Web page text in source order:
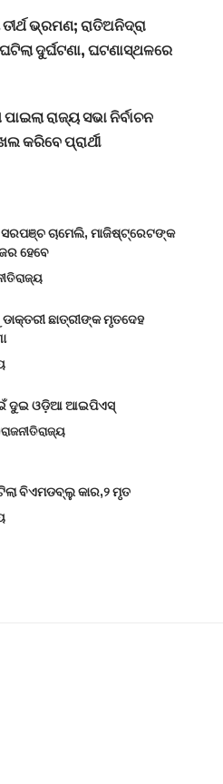
ତୀର୍ଥ ଭ୍ରମଣ; ରାତିଅନିଦ୍ରା
ଦୁର୍ଘଟଣା, ଘଟଣାସ୍ଥଳରେ
ରାଜ୍ୟ ସଭା ନିର୍ବାଚନ
କରିବେ ପ୍ରାର୍ଥୀ
ଚାମେଲି, ମାଜିଷ୍ଟ୍ରେଟଙ୍କ
ହେବେ
ରାଜ୍ୟ
ଡାକ୍ତରୀ ଛାତ୍ରୀଙ୍କ ମୃତଦେହ
ଦୁଇ ଓଡ଼ିଆ ଆଇପିଏସ୍
ରାଜନୀତିରାଜ୍ୟ
ବିଏମଡବ୍ଲୁ କାର,୨ ମୃତ